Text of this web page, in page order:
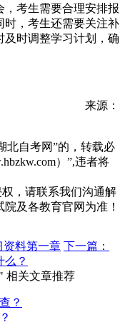
考生需要合理安排报
时，考生还需要关注补
时调整学习计划，确
来源：
北自考网”的，转载必
）”,违者将
，请联系我们沟通解
及各教育官网为准！
资料第一章 下一篇：
么？
相关文章推荐
？